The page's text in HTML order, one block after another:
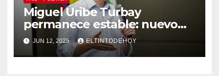
Miguel Uribe Turbay
permanece estable: nuevo
parte médico de la clínica
Santa Fe
JUN 12, 2025 ELTINTODEHOY